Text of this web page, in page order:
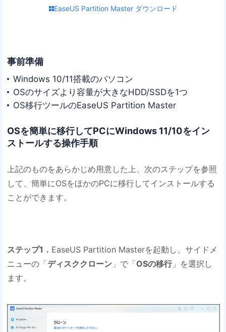
EaseUS Partition Master ダウンロード
事前準備
Windows 10/11搭載のパソコン
OSのサイズより容量が大きなHDD/SSDを1つ
OS移行ツールのEaseUS Partition Master
OSを簡単に移行してPCにWindows 11/10をイン
ストールする操作手順
上記のものをあらかじめ用意した上、次のステップを参照
して、簡単にOSをほかのPCに移行してインストールする
ことができます。
ステップ1． EaseUS Partition Masterを起動し、サイドメ
ニューの「ディスククローン 」で「OSの移行」を選択し
ます。